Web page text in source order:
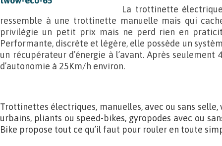
La trottinette
ressemble à une trottinette manuelle mais qui
privilégie un petit prix mais ne perd rien en
Performante, discrète et légère, elle possède un
un récupérateur d’énergie à l’avant. Après seulement
d’autonomie à 25Km/h environ.
Trottinettes électriques, manuelles, avec ou sans
urbains, pliants ou speed-bikes, gyropodes avec ou
Bike propose tout ce qu’il faut pour rouler en toute